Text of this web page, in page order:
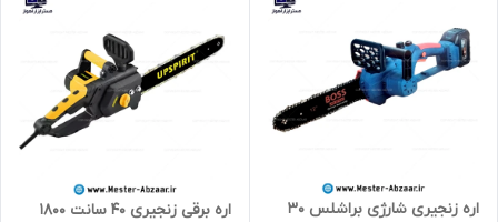
اره زنجیری شارژی براشلس 30
اره برقی زنجیری ۴۰ سانت 1800